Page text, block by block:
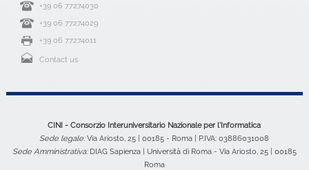
+39 06 77274030
+39 06 77274029
+39 06 77274011
Contact us
CINI - Consorzio Interuniversitario Nazionale per l'Informatica
Sede legale:Via Ariosto, 25 | 00185 - Roma | P.IVA: 03886031008
Sede Amministrativa:DIAG Sapienza | Università di Roma - Via Ariosto, 25 | 00185
Roma